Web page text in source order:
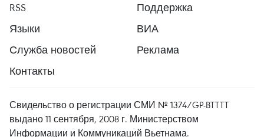
RSS
Поддержка
Языки
ВИА
Служба новостей
Реклама
Контакты
Свидельство о регистрации СМИ № 1374/GP-BTTTT
выдано 11 сентября, 2008 г. Министерством
Информации и Коммуникаций Вьетнама.